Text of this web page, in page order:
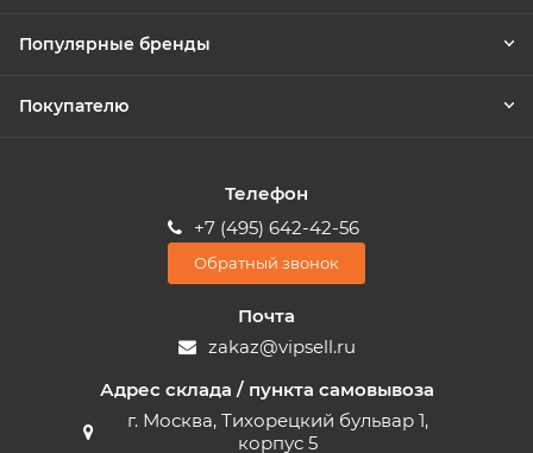
Популярные бренды
Покупателю
Телефон
+7 (495) 642-42-56
Обратный звонок
Почта
zakaz@vipsell.ru
Адрес склада / пункта самовывоза
г. Москва, Тихорецкий бульвар 1,
корпус 5